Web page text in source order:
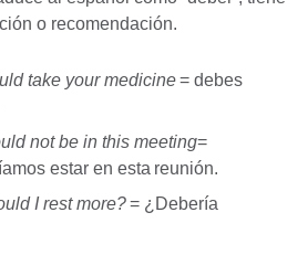
o recomendación.
take your medicine= debes
not be in this meeting=
estar en esta reunión.
I rest more?= ¿Debería